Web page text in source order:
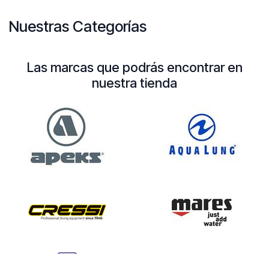
Nuestras Categorías
Las marcas que podrás encontrar en
nuestra tienda